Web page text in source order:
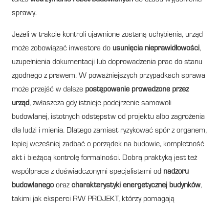
sprawy.
Jeżeli w trakcie kontroli ujawnione zostaną uchybienia, urząd
może zobowiązać inwestora do usunięcia nieprawidłowości,
uzupełnienia dokumentacji lub doprowadzenia prac do stanu
zgodnego z prawem. W poważniejszych przypadkach sprawa
może przejść w dalsze postępowanie prowadzone przez
urząd, zwłaszcza gdy istnieje podejrzenie samowoli
budowlanej, istotnych odstępstw od projektu albo zagrożenia
dla ludzi i mienia. Dlatego zamiast ryzykować spór z organem,
lepiej wcześniej zadbać o porządek na budowie, kompletność
akt i bieżącą kontrolę formalności. Dobrą praktyką jest też
współpraca z doświadczonymi specjalistami od nadzoru
budowlanego oraz charakterystyki energetycznej budynków,
takimi jak eksperci RW PROJEKT, którzy pomagają